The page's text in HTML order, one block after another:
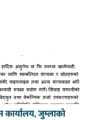
कार्यालय, जुम्लाको